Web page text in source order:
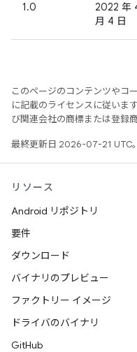
1.0
2022 年
月 4 日
このページのコンテンツやコ
に記載のライセンスに従いま
び関連会社の商標または登録商
最終更新日 2026-07-21 UTC。
リソース
Android リポジトリ
要件
ダウンロード
バイナリのプレビュー
ファクトリー イメージ
ドライバのバイナリ
GitHub